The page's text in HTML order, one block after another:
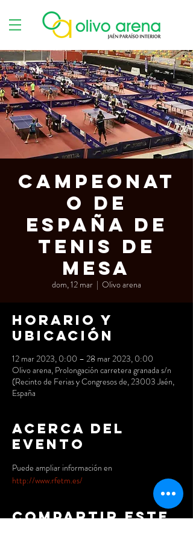
Campeonat
o de
España de
Tenis de
Mesa
dom, 12 mar
  |
Olivo arena
Horario y
ubicación
12 mar 2023, 0:00 – 28 mar 2023, 0:00
Olivo arena, Prolongación carretera granada s/n
(Recinto de Ferias y Congresos de, 23003 Jaén,
España
Acerca del
evento
Puede ampliar información en
http://www.rfetm.es/
Compartir este